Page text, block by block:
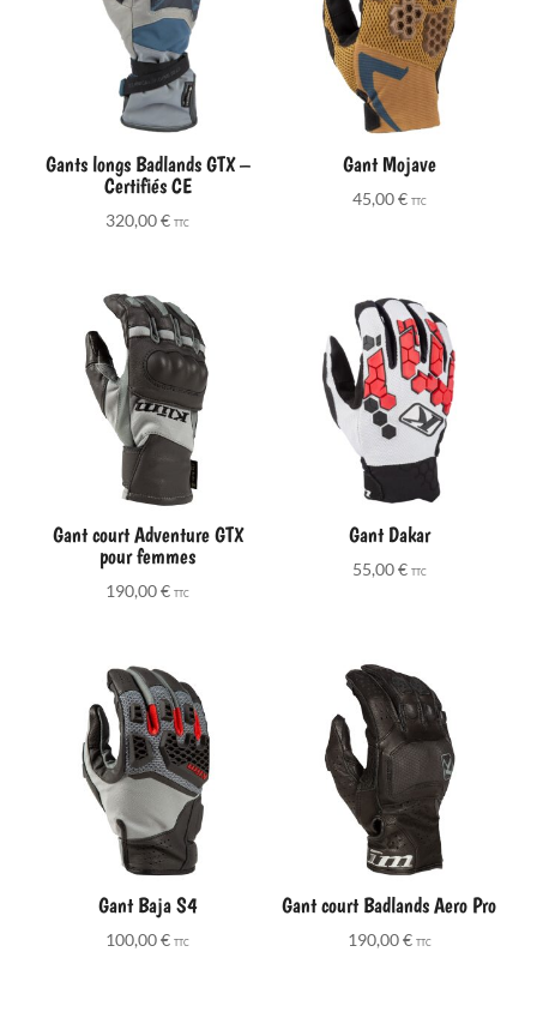
Gants longs Badlands GTX –
Certifiés CE
320,00€ TTC
Gant Mojave
45,00€ TTC
Gant court Adventure GTX
pour femmes
190,00€ TTC
Gant Dakar
55,00€ TTC
Gant Baja S4
100,00€ TTC
Gant court Badlands Aero Pro
190,00€ TTC